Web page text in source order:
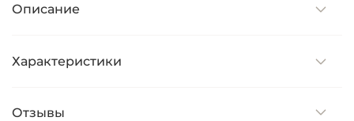
Описание
Характеристики
Отзывы